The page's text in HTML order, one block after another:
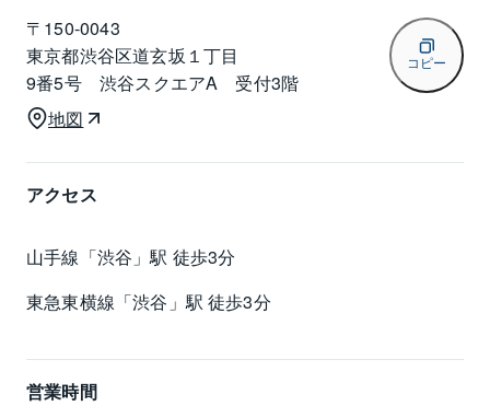
〒 150-0043
東京都渋谷区道玄坂１丁目
9番5号 渋谷スクエアA 受付3階
コピー
地図
アクセス
山手線「渋谷」駅 徒歩3分
東急東横線「渋谷」駅 徒歩3分
営業時間